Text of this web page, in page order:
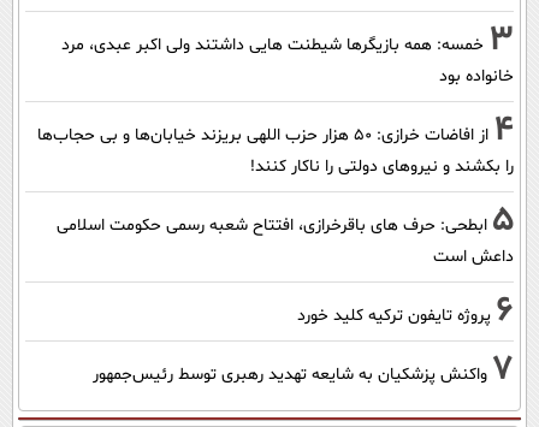
3 خمسه: همه بازیگرها شیطنت هایی داشتند ولی اکبر عبدی، مرد
خانواده بود
4
از افاضات خرازی: ۵۰ هزار حزب اللهی بریزند خیابان‌ها و بی حجاب‌ها
را بکشند و نیرو‌های دولتی را ناکار کنند!
5 ابطحی: حرف های باقرخرازی، افتتاح شعبه رسمی حکومت اسلامی
داعش است
6 پروژه تایفون ترکیه کلید خورد
7 واکنش پزشکیان به شایعه تهدید رهبری توسط رئیس‌جمهور